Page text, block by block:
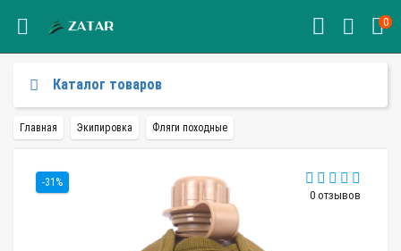
0
Каталог товаров
Главная Экипировка Фляги походные
-31%
0 отзывов